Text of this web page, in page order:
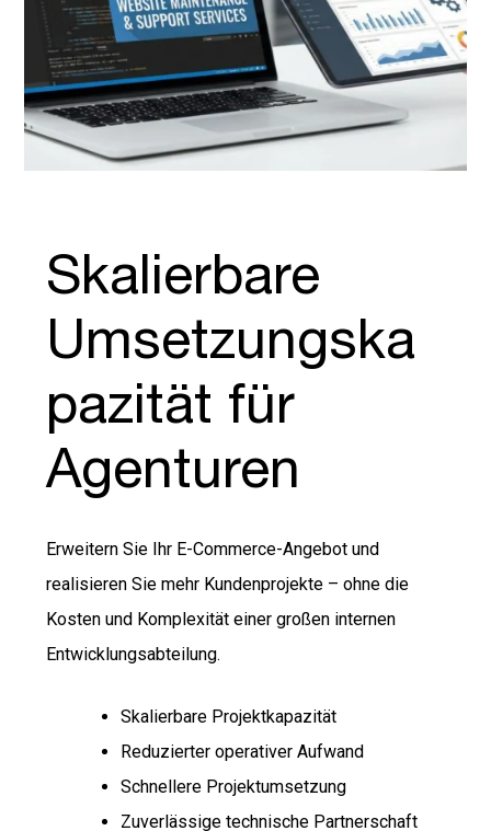
Skalierbare
Umsetzungska
pazität für
Agenturen
Erweitern Sie Ihr E-Commerce-Angebot und
realisieren Sie mehr Kundenprojekte – ohne die
Kosten und Komplexität einer großen internen
Entwicklungsabteilung.
Skalierbare Projektkapazität
Reduzierter operativer Aufwand
Schnellere Projektumsetzung
Zuverlässige technische Partnerschaft